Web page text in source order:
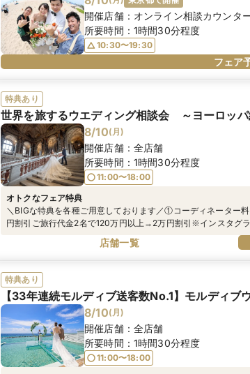
開催店舗： オンライン相談カウンタ
所要時間： 1時間30分程度
10:30〜19:30
フェア
特典あり
世界を旅するウエディング相談会 ～ヨーロッパ
8/10( 月)
開催店舗： 全店舗
所要時間： 1時間30分程度
11:00〜18:00
オトクなフェア特典
＼BIGな特典を各種ご用意しております／①コーディネータ
円割引ご旅行代金2名で120万円以上→2万円割引※インスタグ
らの相談予約＆ご成約で電子マネーギフトがもらえる！④ご
店舗一覧
特典あり
【33年連続モルディブ送客数No.1】モルディブ
8/10( 月)
開催店舗： 全店舗
所要時間： 1時間30分程度
11:00〜18:00